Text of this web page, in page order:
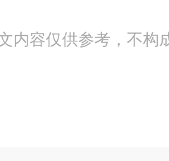
内容仅供参考，不构